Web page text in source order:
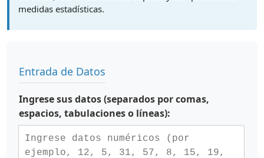
medidas estadísticas.
Entrada de Datos
Ingrese sus datos (separados por comas,
espacios, tabulaciones o líneas):